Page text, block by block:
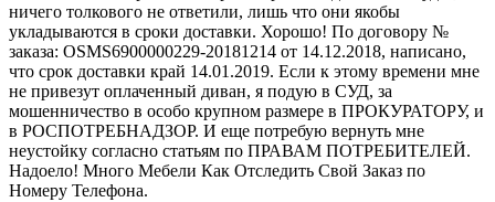
ничего толкового не ответили, лишь что они якобы
укладываются в сроки доставки. Хорошо! По договору №
заказа: OSMS6900000229-20181214 от 14.12.2018, написано,
что срок доставки край 14.01.2019. Если к этому времени мне
не привезут оплаченный диван, я подую в СУД, за
мошенничество в особо крупном размере в ПРОКУРАТОРУ, и
в РОСПОТРЕБНАДЗОР. И еще потребую вернуть мне
неустойку согласно статьям по ПРАВАМ ПОТРЕБИТЕЛЕЙ.
Надоело! Много Мебели Как Отследить Свой Заказ по
Номеру Телефона.